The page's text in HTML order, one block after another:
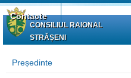
Contacte
CONSILIUL RAIONAL
STRĂȘENI
Președinte